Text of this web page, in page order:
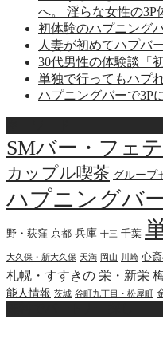
へ。 淫らな女性の3P
初体験のハプニング
人妻が初めてハプバ
30代男性の体験談「
単独で行ってもハプ
ハプニングバーで3P
SMバー・フェ
カップル喫茶 グループ
ハプニングバ
野・荻窪 京都 兵庫 十三 千葉
大久保・新大久保 天満 岡山 川崎 心
札幌・すすきの 栄・新栄
能人情報 茨城 谷町九丁目・松屋町